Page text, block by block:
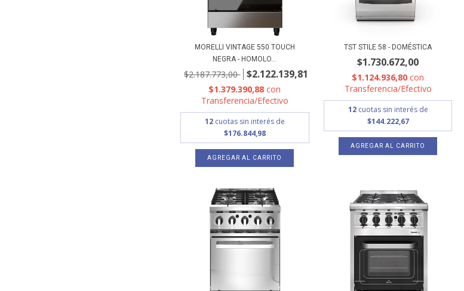
MORELLI VINTAGE 550 TOUCH
NEGRA - HOMOLO...
$2.187.773,00 $2.122.139,81
$1.379.390,88con
Transferencia/Efectivo
12 cuotas sin interés de
$176.844,98
AGREGAR AL CARRITO
TST STILE 58 - DOMÉSTICA
$1.730.672,00
$1.124.936,80con
Transferencia/Efectivo
12 cuotas sin interés de
$144.222,67